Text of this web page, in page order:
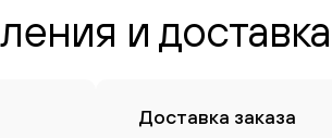
и
Доставка заказа